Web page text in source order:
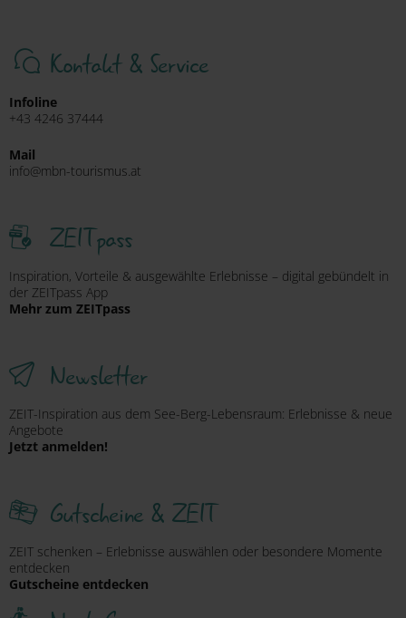
Kontakt & Service
Infoline
+43 4246 37444
Mail
info@mbn-tourismus.at
ZEITpass
Inspiration, Vorteile & ausgewählte Erlebnisse – digital gebündelt in
der ZEITpass App
Mehr zum ZEITpass
Newsletter
ZEIT-Inspiration aus dem See-Berg-Lebensraum: Erlebnisse & neue
Angebote
Jetzt anmelden!
Gutscheine & ZEIT
ZEIT schenken – Erlebnisse auswählen oder besondere Momente
entdecken
Gutscheine entdecken